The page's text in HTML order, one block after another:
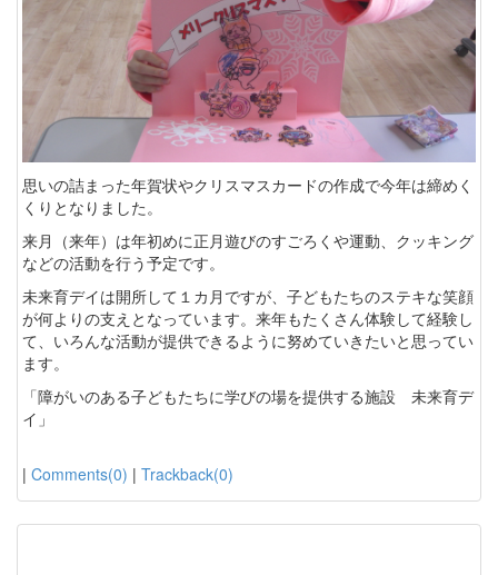
思いの詰まった年賀状やクリスマスカードの作成で今年は締めく
くりとなりました。
来月（来年）は年初めに正月遊びのすごろくや運動、クッキング
などの活動を行う予定です。
未来育デイは開所して１カ月ですが、子どもたちのステキな笑顔
が何よりの支えとなっています。来年もたくさん体験して経験し
て、いろんな活動が提供できるように努めていきたいと思ってい
ます。
「障がいのある子どもたちに学びの場を提供する施設 未来育デ
イ」
| Comments(0) | Trackback(0)